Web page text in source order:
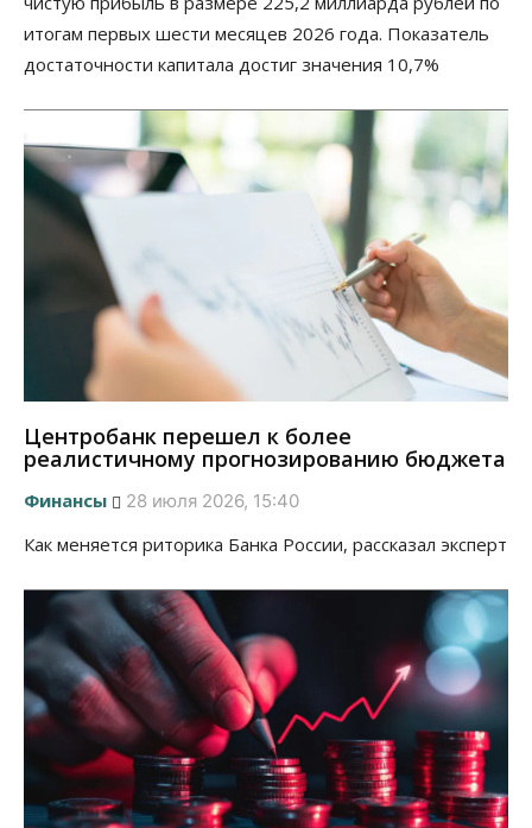
итогам первых шести месяцев 2026 года. Показатель
достаточности капитала достиг значения 10,7%
Центробанк перешел к более
реалистичному прогнозированию бюджета
Финансы 28 июля 2026, 15:40
Как меняется риторика Банка России, рассказал эксперт